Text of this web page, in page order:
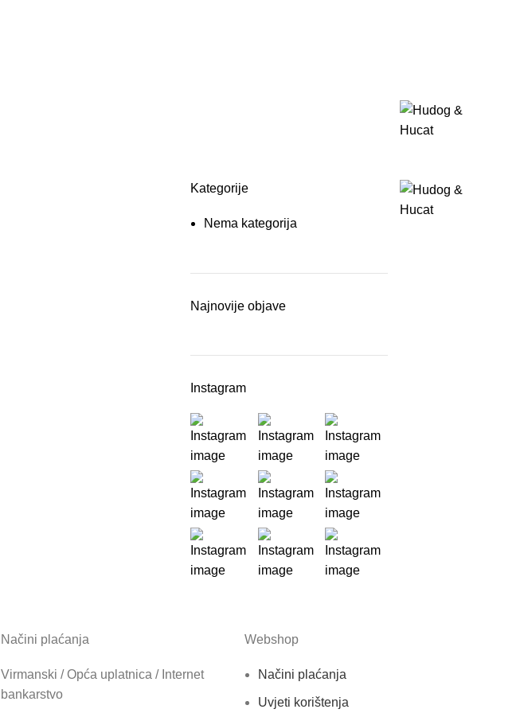
Kategorije
Nema kategorija
Najnovije objave
Instagram
Načini plaćanja
Virmanski / Opća uplatnica / Internet
bankarstvo
Webshop
Načini plaćanja
Uvjeti korištenja